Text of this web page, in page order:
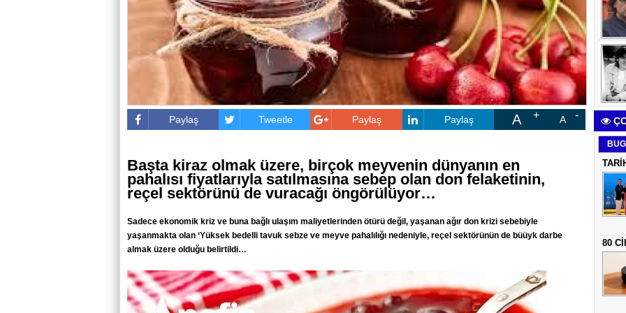
Paylaş Tweetle Paylaş Paylaş A A
Başta kiraz olmak üzere, birçok meyvenin dünyanın en
pahalısı fiyatlarıyla satılmasına sebep olan don felaketinin,
reçel sektörünü de vuracağı öngörülüyor…
Sadece ekonomik kriz ve buna bağlı ulaşım maliyetlerinden ötürü değil, yaşanan ağır don krizi sebebiyle
yaşanmakta olan ‘Yüksek bedelli tavuk sebze ve meyve pahalılığı nedeniyle, reçel sektörünün de büüyk darbe
almak üzere olduğu belirtildi…
80